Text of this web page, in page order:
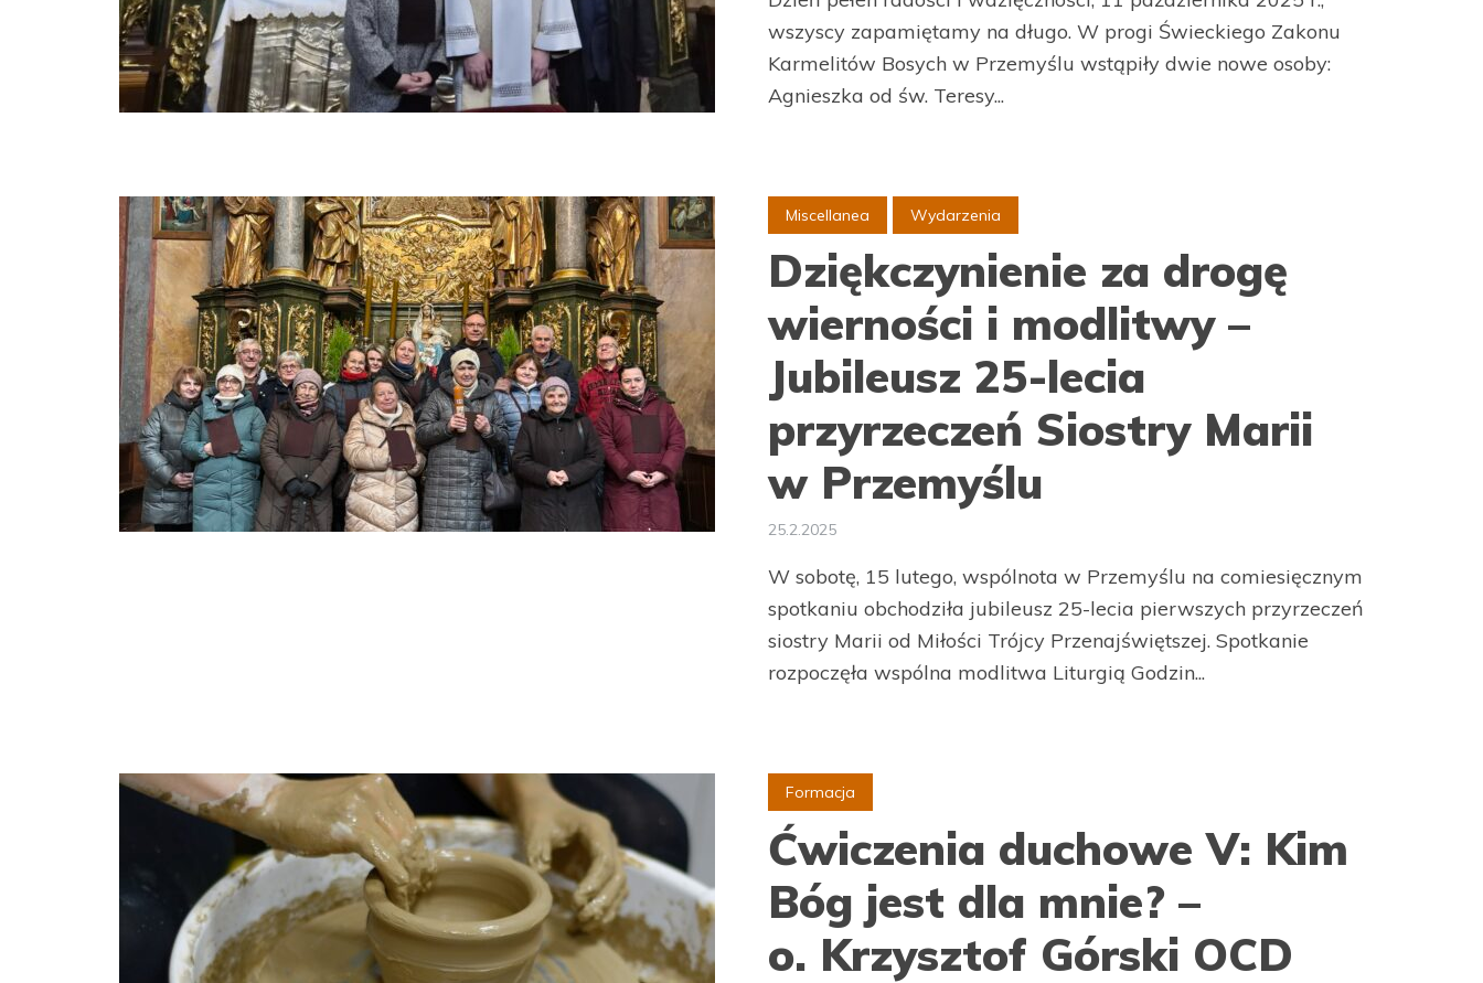
wszyscy zapamiętamy na długo. W progi Świeckiego Zakonu
Karmelitów Bosych w Przemyślu wstąpiły dwie nowe osoby:
Agnieszka od św. Teresy...
Miscellanea Wydarzenia
Dziękczynienie za drogę
wierności i modlitwy –
Jubileusz 25-lecia
przyrzeczeń Siostry Marii
w Przemyślu
25.2.2025
W sobotę, 15 lutego, wspólnota w Przemyślu na comiesięcznym
spotkaniu obchodziła jubileusz 25-lecia pierwszych przyrzeczeń
siostry Marii od Miłości Trójcy Przenajświętszej. Spotkanie
rozpoczęła wspólna modlitwa Liturgią Godzin...
Formacja
Ćwiczenia duchowe V: Kim
Bóg jest dla mnie? –
o. Krzysztof Górski OCD